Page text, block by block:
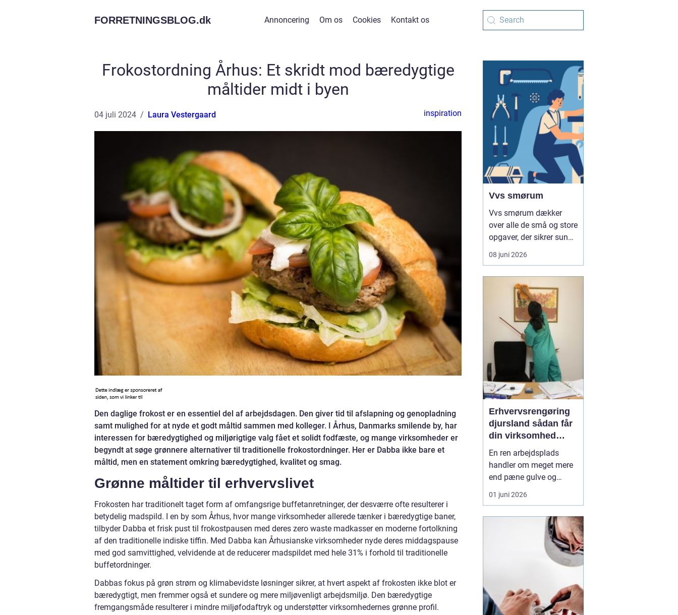
FORRETNINGSBLOG.dk Annoncering Om os Cookies Kontakt os
Frokostordning Århus: Et skridt mod bæredygtige
måltider midt i byen
04 juli 2024 Laura Vestergaard inspiration
Den daglige frokost er en essentiel del af arbejdsdagen. Den giver tid til afslapning og genopladning
samt mulighed for at nyde et godt måltid sammen med kolleger. I Århus, Danmarks smilende by, har
interessen for bæredygtighed og miljørigtige valg fået et solidt fodfæste, og mange virksomheder er
begyndt at søge grønnere alternativer til traditionelle frokostordninger. Her er Dabba ikke bare et
måltid, men en statement omkring bæredygtighed, kvalitet og smag.
Grønne måltider til erhvervslivet
Frokosten har traditionelt taget form af omfangsrige buffetanretninger, der desværre ofte resulterer i
betydelig madspild. I en by som Århus, hvor mange virksomheder allerede tænker i bæredygtige baner,
tilbyder Dabba et frisk pust til frokostpausen med deres zero waste madkasser en moderne fortolkning
af den traditionelle indiske tiffin. Med Dabba kan Århusianske virksomheder nyde deres middagspause
med god samvittighed, velvidende at de reducerer madspildet med hele 31% i forhold til traditionelle
buffetordninger.
Dabbas fokus på grøn strøm og klimabevidste løsninger sikrer, at hvert aspekt af frokosten ikke blot er
bæredygtigt, men fremmer også et sundere og mere miljøvenligt arbejdsmiljø. Den bæredygtige
fremgangsmåde resulterer i mindre miljøfodaftryk og understøtter virksomhedernes grønne profil.
Vvs smørum
Vvs smørum dækker
over alle de små og store
opgaver, der sikrer sunde
installationer i din bolig
eller erhvervsejendom.
varme og et
velfungerende afløb for
givet, indtil noget går
galt. Når rørene løber
over, radiatoren er kold,
ell...
08 juni 2026
Erhvervsrengøring
djursland sådan får
din virksomhed
mest værdi
En ren arbejdsplads
handler om meget mere
end pæne gulve og
blanke overflader.
Rengøring påvirker både
førstehåndsindtryk og
medarbejdernes trivsel.
01 juni 2026